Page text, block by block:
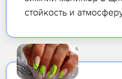
стойкость и